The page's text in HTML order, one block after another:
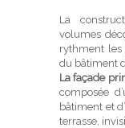
La
volumes
rythment les
du bâtiment
La façade
composée
bâtiment et
terrasse,